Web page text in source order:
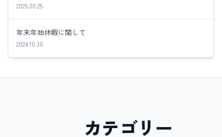
2025.03.25
年末年始休暇に関して
2024.10.30
カテゴリー